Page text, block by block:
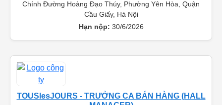
Địa điểm:Tầng 1, nhà 24T1, Khu đô thị Trung Hòa – Nhân
Chính Đường Hoàng Đạo Thúy, Phường Yên Hòa, Quận
Cầu Giấy, Hà Nội
Hạn nộp:30/6/2026